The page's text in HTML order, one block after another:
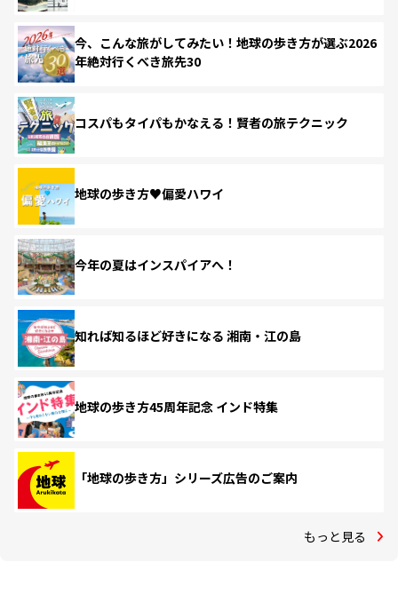
今、こんな旅がしてみたい！地球の歩き方が選ぶ2026
年絶対行くべき旅先30
コスパもタイパもかなえる！賢者の旅テクニック
地球の歩き方♥偏愛ハワイ
今年の夏はインスパイアへ！
知れば知るほど好きになる 湘南・江の島
地球の歩き方45周年記念 インド特集
「地球の歩き方」シリーズ広告のご案内
もっと見る